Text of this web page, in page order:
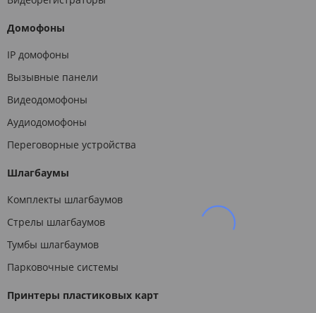
Домофоны
IP домофоны
Вызывные панели
Видеодомофоны
Аудиодомофоны
Переговорные устройства
Шлагбаумы
Комплекты шлагбаумов
Стрелы шлагбаумов
Тумбы шлагбаумов
Парковочные системы
Принтеры пластиковых карт